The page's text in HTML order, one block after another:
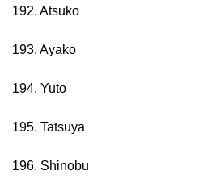
192. Atsuko
193. Ayako
194. Yuto
195. Tatsuya
196. Shinobu